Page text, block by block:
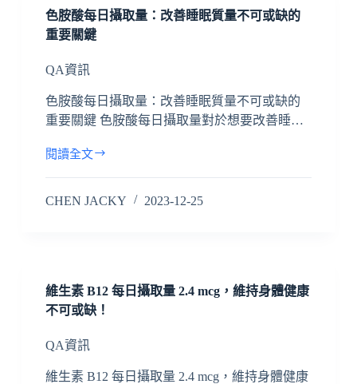
色胺酸每日攝取量：改善睡眠質量不可或缺的
重要關鍵
QA資訊
色胺酸每日攝取量：改善睡眠質量不可或缺的
重要關鍵 色胺酸每日攝取量對於想要改善睡…
閱讀全文
CHEN JACKY 2023-12-25
維生素 B12 每日攝取量 2.4 mcg，維持身體健康
不可或缺！
QA資訊
維生素 B12 每日攝取量 2.4 mcg，維持身體健康